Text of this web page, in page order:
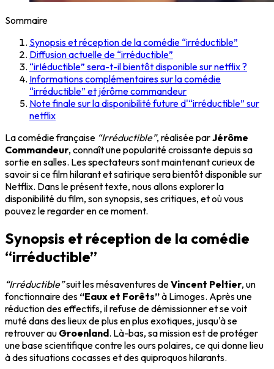
Sommaire
Synopsis et réception de la comédie “irréductible”
Diffusion actuelle de “irréductible”
“irIéductible” sera-t-il bientôt disponible sur netflix ?
Informations complémentaires sur la comédie
“irréductible” et jérôme commandeur
Note finale sur la disponibilité future d'“irréductible” sur
netflix
La comédie française “Irréductible”, réalisée parJérôme
Commandeur, connaît une popularité croissante depuis sa
sortie en salles. Les spectateurs sont maintenant curieux de
savoir si ce film hilarant et satirique sera bientôt disponible sur
Netflix. Dans le présent texte, nous allons explorer la
disponibilité du film, son synopsis, ses critiques, et où vous
pouvez le regarder en ce moment.
Synopsis et réception de la comédie
“irréductible”
“Irréductible”suit les mésaventures deVincent Peltier, un
fonctionnaire des “Eaux et Forêts”à Limoges. Après une
réduction des effectifs, il refuse de démissionner et se voit
muté dans des lieux de plus en plus exotiques, jusqu'à se
retrouver au Groenland. Là-bas, sa mission est de protéger
une base scientifique contre les ours polaires, ce qui donne lieu
à des situations cocasses et des quiproquos hilarants.